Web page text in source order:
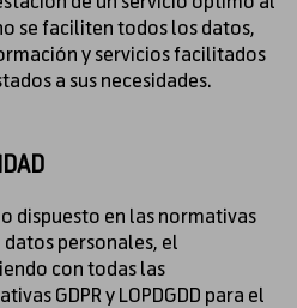
se faciliten todos los datos,
y servicios facilitados
a sus necesidades.
dispuesto en las normativas
personales, el
con todas las
GDPR y LOPDGDD para el